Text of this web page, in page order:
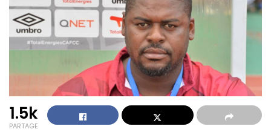
1.5k
PARTAGE